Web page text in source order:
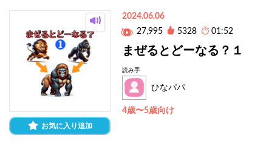
お気に入り追加
2024.06.06
27,995
5328 01:52
まぜるとどーなる？１
読み手
ひなパパ
4歳〜5歳向け